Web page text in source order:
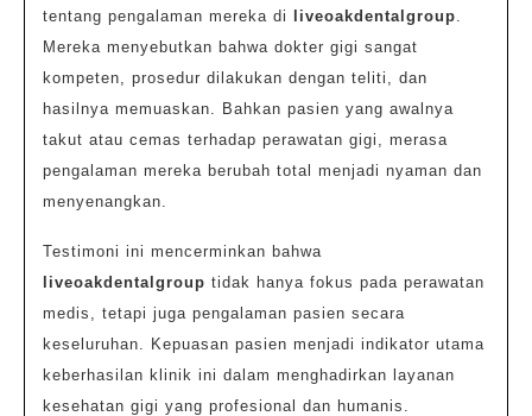
tentang pengalaman mereka di liveoakdentalgroup
Mereka menyebutkan bahwa dokter gigi sangat
kompeten, prosedur dilakukan dengan teliti, dan
hasilnya memuaskan. Bahkan pasien yang awalnya
takut atau cemas terhadap perawatan gigi, merasa
pengalaman mereka berubah total menjadi nyaman dan
menyenangkan.
Testimoni ini mencerminkan bahwa
liveoakdentalgroup tidak hanya fokus pada perawatan
medis, tetapi juga pengalaman pasien secara
keseluruhan. Kepuasan pasien menjadi indikator utama
keberhasilan klinik ini dalam menghadirkan layanan
kesehatan gigi yang profesional dan humanis.